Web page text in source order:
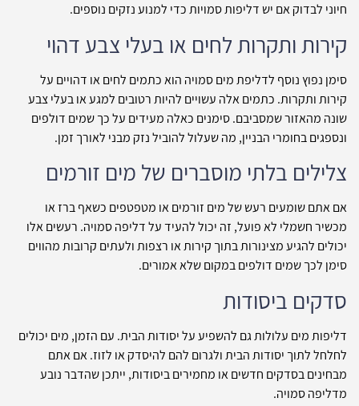
חיוני לבדוק אם יש דליפות סמויות כדי למנוע נזקים נוספים.
קירות ותקרות לחים או בעלי צבע דהוי
סימן נפוץ נוסף לדליפת מים סמויה הוא כתמים לחים או דהויים על
קירות ותקרות. כתמים אלה עשויים להיות רטובים למגע או בעלי צבע
שונה מהאזור שמסביבם. סימנים כאלה מעידים על כך שמים דולפים
ונספגים בחומרי הבניין, מה שעלול להוביל נזק מבני לאורך זמן.
צלילים בלתי מוסברים של מים זורמים
אם אתם שומעים רעש של מים זורמים או מטפטפים כשאף ברז או
מכשיר חשמלי לא פועל, זה יכול להעיד על דליפה סמויה. רעשים אלו
יכולים להגיע מצינורות בתוך קירות או רצפות ולעתים קרובות מהווים
סימן לכך שמים דולפים במקום שלא אמורים.
סדקים ביסודות
דליפות מים עלולות גם להשפיע על יסודות הבית. עם הזמן, מים יכולים
לחלחל לתוך יסודות הבית ולגרום להם להיסדק או לזוז. אם אתם
מבחינים בסדקים חדשים או מחמירים ביסודות, ייתכן שהדבר נובע
מדליפה סמויה.